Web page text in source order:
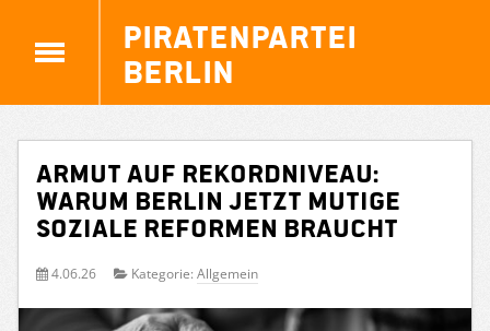
Piratenpartei
Berlin
Armut auf Rekordniveau:
Warum Berlin jetzt mutige
soziale Reformen braucht
4.06.26 Kategorie: Allgemein